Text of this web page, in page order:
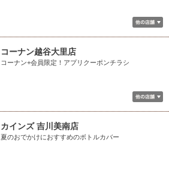
コーナン越谷大里店
コーナン+会員限定！アプリクーポンチラシ
カインズ 吉川美南店
夏のおでかけにおすすめのボトルカバー